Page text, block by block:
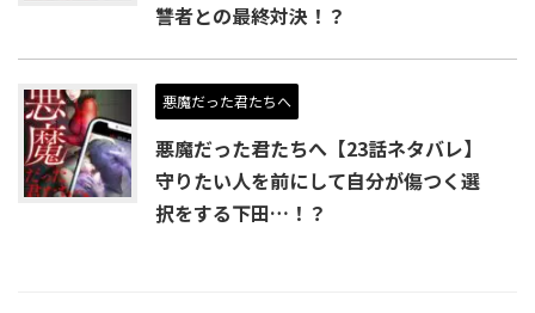
讐者との最終対決！？
悪魔だった君たちへ
悪魔だった君たちへ【23話ネタバレ】
守りたい人を前にして自分が傷つく選
択をする下田…！？